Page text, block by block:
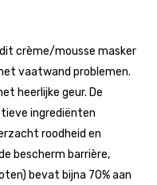
dit crème/mousse masker
vaatwand problemen.
heerlijke geur. De
ingrediënten
roodheid en
bescherm barrière,
bevat bijna 70% aan